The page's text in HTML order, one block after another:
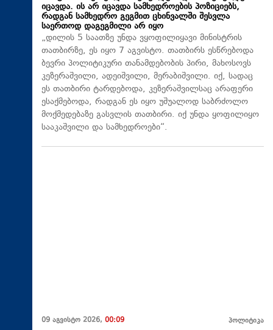
იცავდა. ის არ იცავდა სამხედროების პოზიციებს,
რადგან სამხედრო გეგმით ცხინვალში შესვლა
საერთოდ დაგეგმილი არ იყო
„დილის 5 საათზე უნდა ვყოფილიყავი მინისტრის
თათბირზე, ეს იყო 7 აგვისტო. თათბირს ესწრებოდა
ბევრი პოლიტიკური თანამდებობის პირი, მახოსოვს
კეზერაშვილი, ადეიშვილი, მერაბიშვილი. იქ, სადაც
ეს თათბირი ტარდებოდა, კეზერაშვილსაც არაფერი
ესაქმებოდა, რადგან ეს იყო უშუალოდ საბრძოლო
მოქმედებაზე გასვლის თათბირი. იქ უნდა ყოფილიყო
სააკაშვილი და სამხედროები“.
09 აგვისტო 2026, 00:09 პოლიტიკა